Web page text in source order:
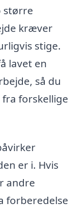
større
kræver
stige.
lavet en
så du
forskellige
er i. Hvis
andre
forberedelse